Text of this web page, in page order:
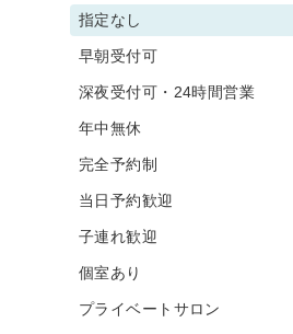
指定なし
早朝受付可
深夜受付可・24時間営業
年中無休
完全予約制
当日予約歓迎
子連れ歓迎
個室あり
プライベートサロン